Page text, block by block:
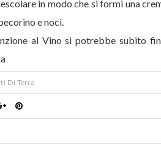
in modo che si formi una
e noci.
al Vino si potrebbe subito
Di Terra